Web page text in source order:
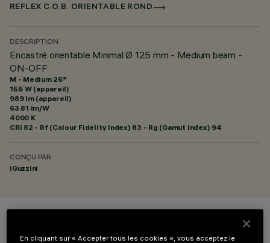
REFLEX C.O.B. ORIENTABLE ROND
DESCRIPTION
Encastré orientable Minimal Ø 125 mm - Medium beam -
ON-OFF
M - Medium 26°
15.5 W (appareil)
989 lm (appareil)
63.81 lm/W
4000 K
CRI 82 - Rf (Colour Fidelity Index) 83 - Rg (Gamut Index) 94
CONÇU PAR
iGuzzini
En cliquant sur « Accepter tous les cookies », vous acceptez le